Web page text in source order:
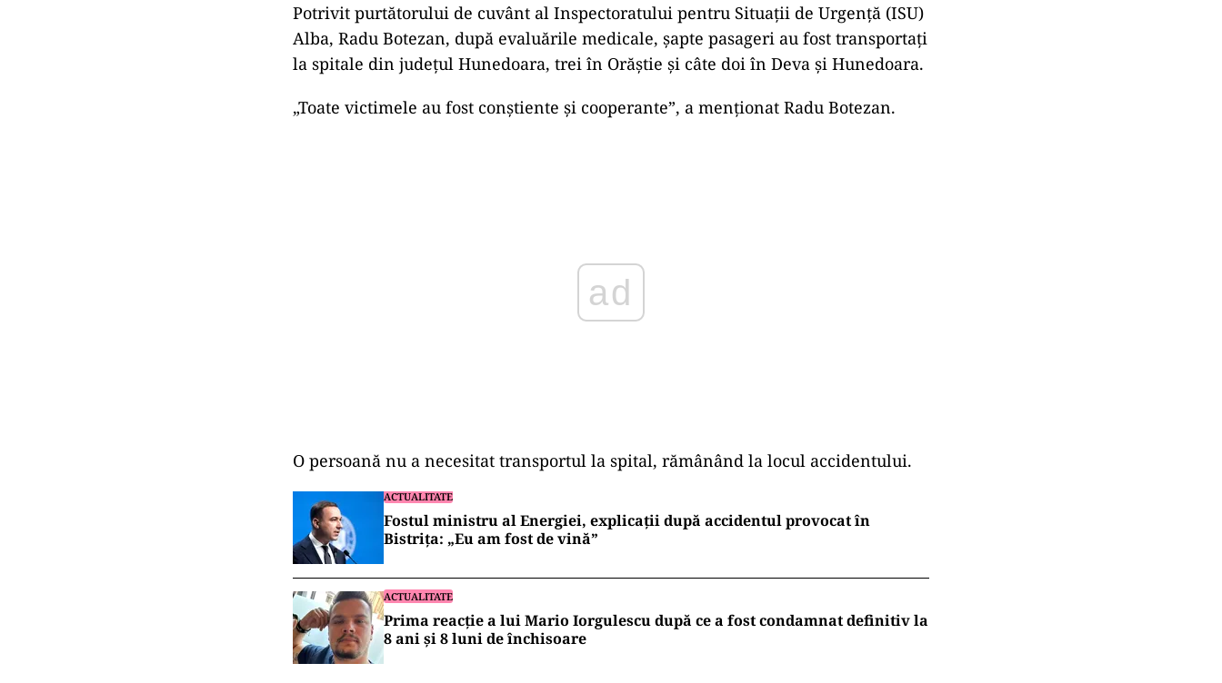
Potrivit purtătorului de cuvânt al Inspectoratului pentru Situaţii de Urgenţă (ISU)
Alba, Radu Botezan, după evaluările medicale, şapte pasageri au fost transportaţi
la spitale din judeţul Hunedoara, trei în Orăştie şi câte doi în Deva şi Hunedoara.
„Toate victimele au fost conştiente şi cooperante”, a menţionat Radu Botezan.
O persoană nu a necesitat transportul la spital, rămânând la locul accidentului.
ACTUALITATE
Fostul ministru al Energiei, explicații după accidentul provocat în
Bistrița: „Eu am fost de vină”
ACTUALITATE
Prima reacție a lui Mario Iorgulescu după ce a fost condamnat definitiv la
8 ani și 8 luni de închisoare